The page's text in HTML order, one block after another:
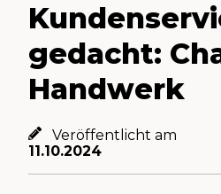
gedacht:
Handwerk
Veröffentlicht am
11.10.2024